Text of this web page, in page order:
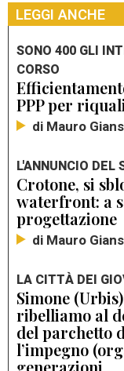
LEGGI ANCHE
SONO 400 GLI
CORSO
PPP per
di Mauro
L'ANNUNCIO DEL
Crotone, si
waterfront: a
progettazione
di Mauro
LA CITTÀ DEI
Simone
ribelliamo al
del parchetto
l’impegno